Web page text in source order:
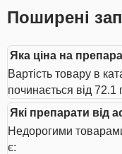
Поширені
Яка ціна на
Вартість товару в
починається від 72.1
Які препарати від
Недорогими
є: